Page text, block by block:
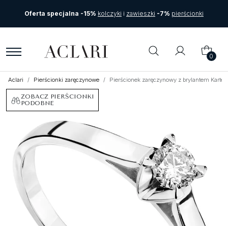
Oferta specjalna -15% kolczyki i zawieszki -7% pierścionki
0
Aclari Pierścionki zaręczynowe Pierścionek zaręczynowy z brylantem
ZOBACZ PIERŚCIONKI
PODOBNE